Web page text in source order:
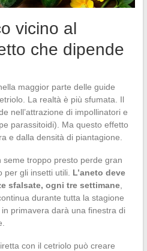
vicino al
che dipende
maggior parte delle guide
La realtà è più sfumata. Il
nell’attrazione di impollinatori e
parassitoidi). Ma questo effetto
e dalla densità di piantagione.
seme troppo presto perde gran
per gli insetti utili. L’aneto deve
sfalsate, ogni tre settimane,
durante tutta la stagione
primavera darà una finestra di
con il cetriolo può creare